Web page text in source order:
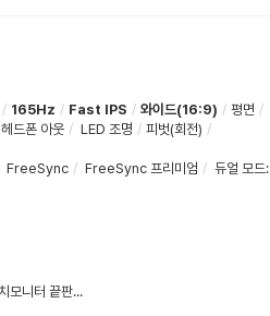
/ 165Hz / Fast IPS / 와이드(16:9) / 평면 /
헤드폰 아웃 / LED 조명 / 피벗(회전) /
FreeSync / FreeSync 프리미엄 / 듀얼 모드:
삼성 오디세이 OLED G8 G80SH 4K 32인치모니터 끝판왕 스펙 비교 추천